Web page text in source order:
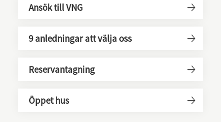
Ansök till VNG
9 anledningar att välja oss
Reservantagning
Öppet hus